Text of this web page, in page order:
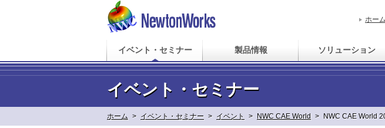
ホーム
イベント・セミナー 製品情報 ソリューション
イベント・セミナー
ホーム > イベント・セミナー > イベント > NWC CAE World > NWC CAE World